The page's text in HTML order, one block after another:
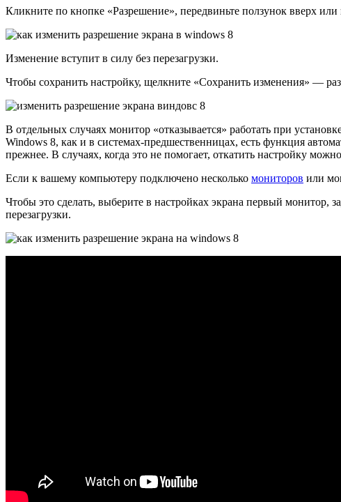
Кликните по кнопке «Разрешение», передвиньте ползунок вверх
Изменение вступит в силу без перезагрузки.
Чтобы сохранить настройку, щелкните «Сохранить изменения» —
В отдельных случаях монитор «отказывается» работать при
Windows 8, как и в системах-предшественницах, есть функция
прежнее. В случаях, когда это не помогает, откатить настройку
Если к вашему компьютеру подключено несколько мониторов или
Чтобы это сделать, выберите в настройках экрана первый монитор,
перезагрузки.